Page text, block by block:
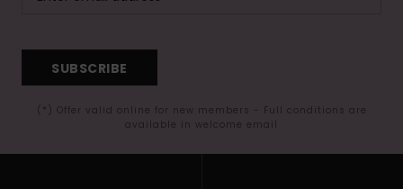
SUBSCRIBE
(*) Offer valid online for new members - Full conditions are
available in welcome email